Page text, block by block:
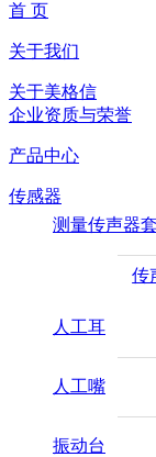
首 页
关于我们
关于美格信
企业资质与荣誉
产品中心
传感器
测量传声器
传
人工耳
人工嘴
振动台